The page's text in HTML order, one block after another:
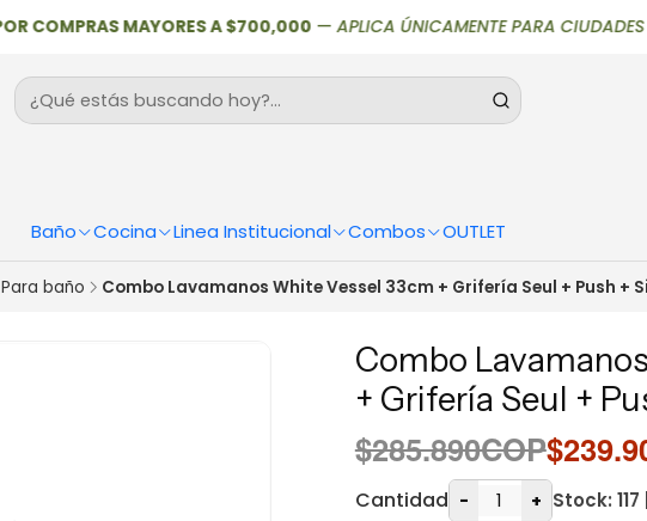
Baño Cocina Linea Institucional Combos OUTLET
MAYORES A $700,000—APLICA ÚNICAMENTE PARA CIUDADES
Para baño Combo Lavamanos White Vessel 33cm + Grifería Seul + Push +
Combo
+ Grifería Seul +
$285.890COP
Cantidad - + Stock: 117